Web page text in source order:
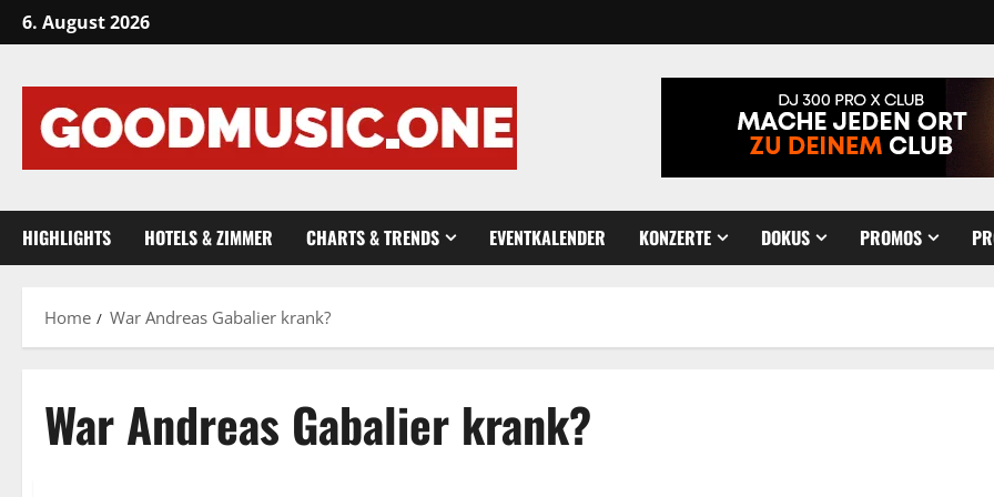
Skip
to
6. August 2026
HIGHLIGHTS HOTELS & ZIMMER CHARTS & TRENDS EVENTKALENDER KONZERTE DOKUS PROMOS
Home War Andreas Gabalier krank?
War Andreas Gabalier krank?